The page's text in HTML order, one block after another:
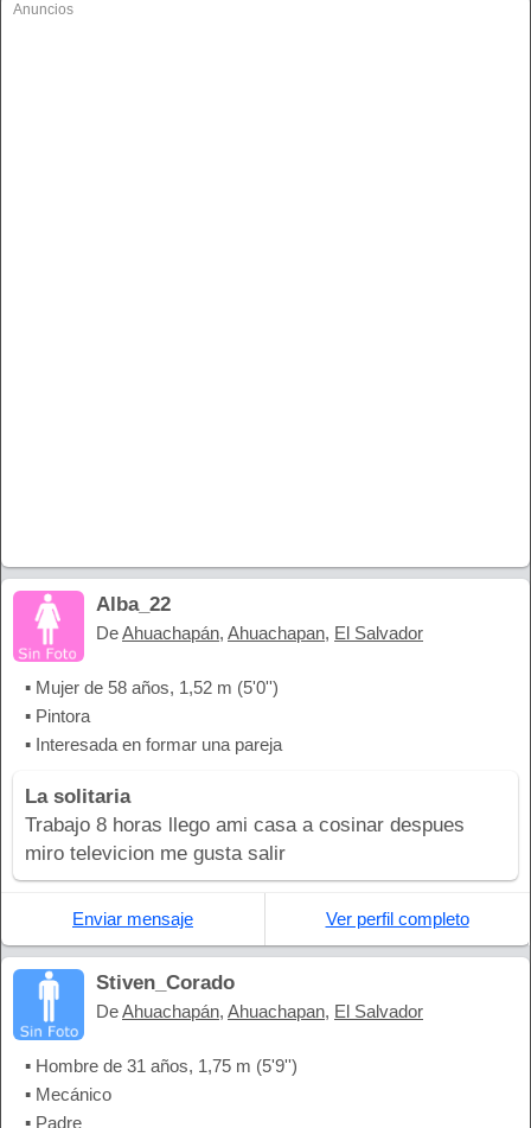
Anuncios
Alba_22
DeAhuachapán, Ahuachapan, El Salvador
▪ Mujer de 58 años, 1,52 m (5'0'')
▪ Pintora
▪ Interesada en formar una pareja
La solitaria
Trabajo 8 horas llego ami casa a cosinar despues
miro televicion me gusta salir
Enviar mensaje Ver perfil completo
Stiven_Corado
DeAhuachapán, Ahuachapan, El Salvador
▪ Hombre de 31 años, 1,75 m (5'9'')
▪ Mecánico
▪ Padre